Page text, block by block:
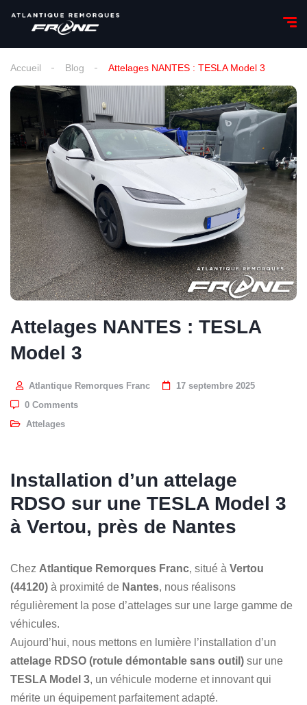
Accueil Blog Attelages NANTES : TESLA Model 3
Attelages NANTES : TESLA
Model 3
Atlantique Remorques Franc
17 septembre 2025
0 Comments
Attelages
Installation d’un attelage
RDSO sur une TESLA Model 3
à Vertou, près de Nantes
Chez Atlantique Remorques Franc, situé à Vertou
(44120) à proximité de Nantes, nous réalisons
régulièrement la pose d’attelages sur une large gamme de
véhicules.
Aujourd’hui, nous mettons en lumière l’installation d’un
attelage RDSO (rotule démontable sans outil) sur une
TESLA Model 3, un véhicule moderne et innovant qui
mérite un équipement parfaitement adapté.